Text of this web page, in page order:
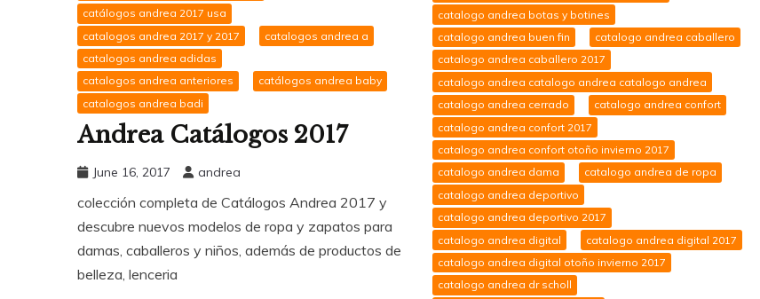
catálogos andrea 2017 usa
catalogos andrea 2017 y 2017
catalogos andrea a
catalogos andrea adidas
catalogos andrea anteriores
catálogos andrea baby
catalogos andrea badi
Andrea Catálogos 2017
June 16, 2017 andrea
colección completa de Catálogos Andrea 2017 y
descubre nuevos modelos de ropa y zapatos para
damas, caballeros y niños, además de productos de
belleza, lenceria
catalogo andrea botas y botines
catalogo andrea buen fin
catalogo andrea caballero
catalogo andrea caballero 2017
catalogo andrea catalogo andrea catalogo andrea
catalogo andrea cerrado
catalogo andrea confort
catalogo andrea confort 2017
catalogo andrea confort otoño invierno 2017
catalogo andrea dama
catalogo andrea de ropa
catalogo andrea deportivo
catalogo andrea deportivo 2017
catalogo andrea digital
catalogo andrea digital 2017
catalogo andrea digital otoño invierno 2017
catalogo andrea dr scholl